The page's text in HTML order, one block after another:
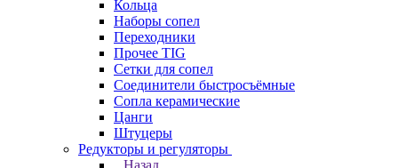
Кольца
Наборы сопел
Переходники
Прочее TIG
Сетки для сопел
Соединители быстросъёмные
Сопла керамические
Цанги
Штуцеры
Редукторы и регуляторы
Назад